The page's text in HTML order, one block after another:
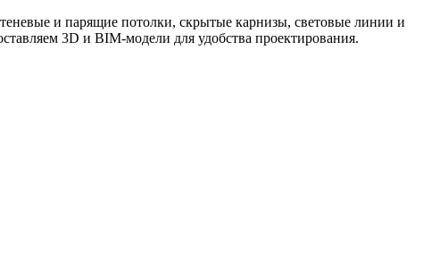
и парящие потолки, скрытые карнизы, световые линии и
3D и BIM-модели для удобства проектирования.